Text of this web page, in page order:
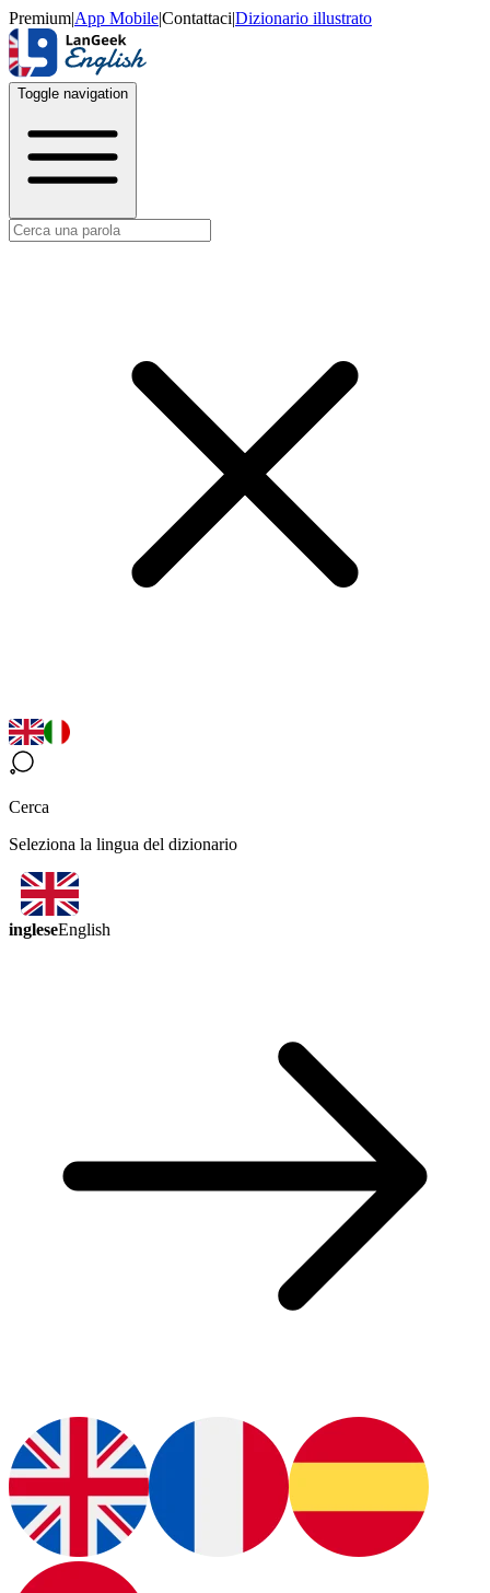
Premium|App Mobile|Contattaci|Dizionario illustrato
Toggle navigation
Cerca
Seleziona la lingua del dizionario
ingleseEnglish